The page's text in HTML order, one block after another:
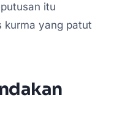
itu
kurma yang patut